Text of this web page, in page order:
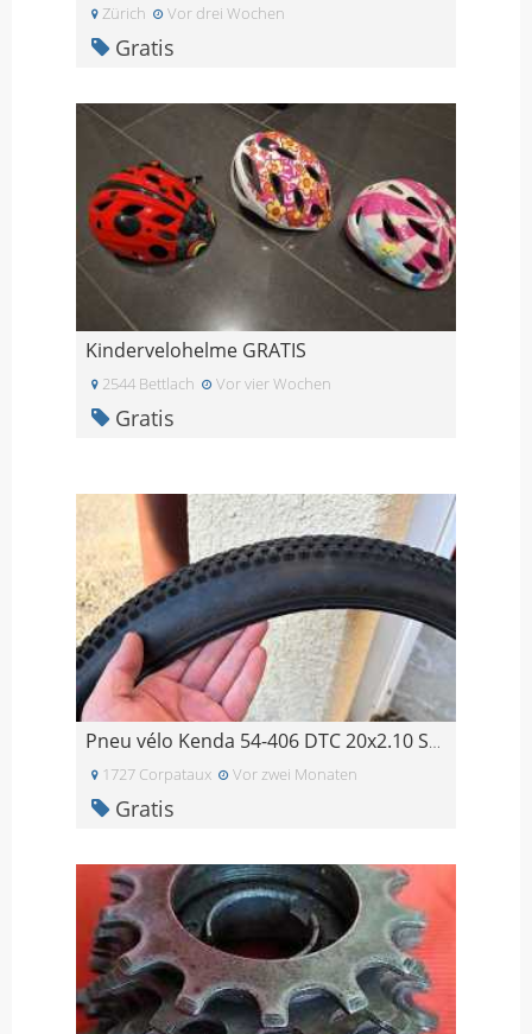
Zürich Vor drei Wochen
Gratis
Kindervelohelme GRATIS
2544 Bettlach Vor vier Wochen
Gratis
Pneu vélo Kenda 54-406 DTC 20x2.10 SMALL BLOCK EIG
1727 Corpataux Vor zwei Monaten
Gratis